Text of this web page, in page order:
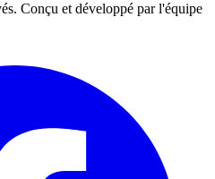
Conçu et développé par l'équipe